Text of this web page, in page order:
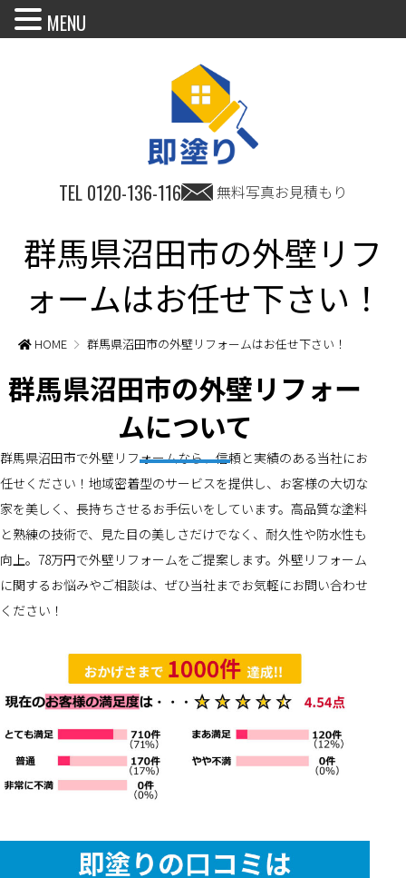
TEL 0120-136-116 無料写真お見積もり
群馬県沼田市の外壁リフ
ォームはお任せ下さい！
HOME 群馬県沼田市の外壁リフォームはお任せ下さい！
群馬県沼田市の外壁リフォー
ムについて
群馬県沼田市で外壁リフォームなら、信頼と実績のある当社にお
任せください！地域密着型のサービスを提供し、お客様の大切な
家を美しく、長持ちさせるお手伝いをしています。高品質な塗料
と熟練の技術で、見た目の美しさだけでなく、耐久性や防水性も
向上。78万円で外壁リフォームをご提案します。外壁リフォーム
に関するお悩みやご相談は、ぜひ当社までお気軽にお問い合わせ
ください！
MENU